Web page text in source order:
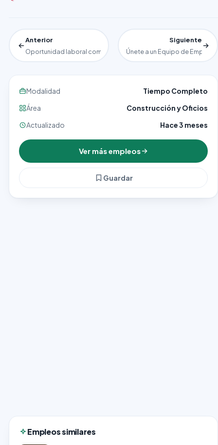
Anterior
Oportunidad laboral como Albañil
Siguiente
Únete a un Equipo de
Modalidad
Tiempo Completo
Área
Construcción y Oficios
Actualizado
Hace 3 meses
Ver más empleos
Guardar
Empleos similares